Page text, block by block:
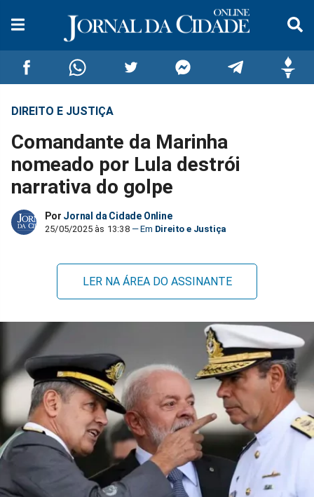
Compartilhar
no
Facebook
Compartilhar
no
Whatsapp
Compartilhar
no
Twitter
no
Messenger
no
DIREITO E JUSTIÇA
Comandante da Marinha
nomeado por Lula destrói
narrativa do golpe
Por Jornal da Cidade Online
25/05/2025 às 13:38 Direito e Justiça
LER NA ÁREA DO ASSINANTE